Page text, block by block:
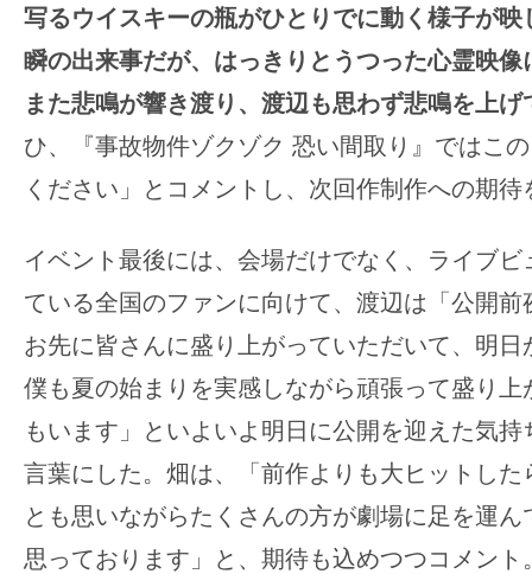
写るウイスキーの瓶がひとりでに動く様子が映
瞬の出来事だが、はっきりとうつった心霊映像
また悲鳴が響き渡り、渡辺も思わず悲鳴を上げ
ひ、『事故物件ゾクゾク 恐い間取り』ではこ
ください」とコメントし、次回作制作への期
イベント最後には、会場だけでなく、ライブ
ている全国のファンに向けて、渡辺は「公開
お先に皆さんに盛り上がっていただいて、明
僕も夏の始まりを実感しながら頑張って盛り上
もいます」といよいよ明日に公開を迎えた気
言葉にした。畑は、「前作よりも大ヒットした
とも思いながらたくさんの方が劇場に足を運
思っております」と、期待も込めつつコメン